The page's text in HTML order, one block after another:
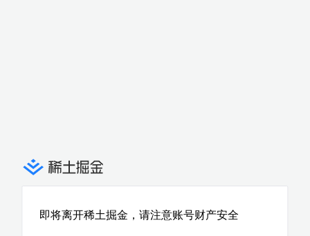
即将离开稀土掘金，请注意账号财产安全